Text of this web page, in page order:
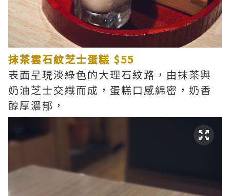
抹茶雲石紋芝士蛋糕 $55
表面呈現淡綠色的大理石紋路，由抹茶與
奶油芝士交織而成，蛋糕口感綿密，奶香
醇厚濃郁，